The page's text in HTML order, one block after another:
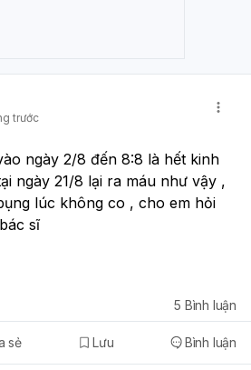
trước
ngày 2/8 đến 8:8 là hết kinh
ngày 21/8 lại ra máu như vậy ,
lúc không co , cho em hỏi
sĩ
sẻ Lưu Bình luận
5 Bình luận